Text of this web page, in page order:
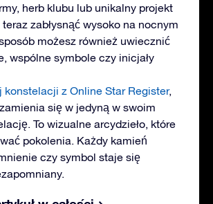
herb klubu lub unikalny projekt
teraz zabłysnąć wysoko na nocnym
możesz również uwiecznić
wspólne symbole czy inicjały
konstelacji z Online Star Register,
się w jedyną w swoim
To wizualne arcydzieło, które
pokolenia. Każdy kamień
czy symbol staje się